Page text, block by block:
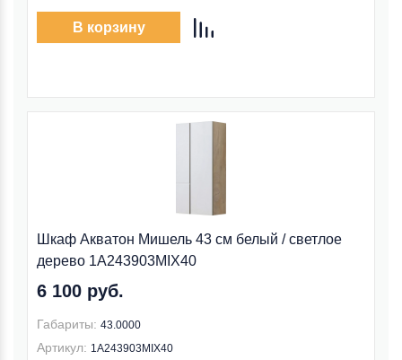
В корзину
Шкаф Акватон Мишель 43 см белый / светлое
дерево 1A243903MIX40
6 100 руб.
Габариты: 43.0000
Артикул: 1A243903MIX40